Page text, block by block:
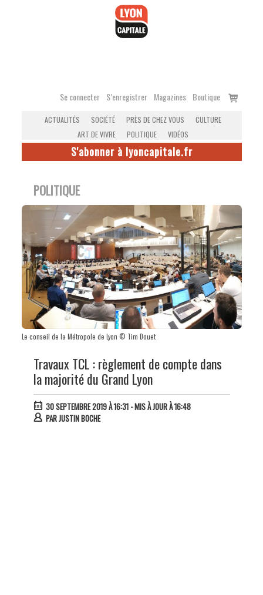
Se connecter S’enregistrer Magazines Boutique
Voir
ACTUALITÉS SOCIÉTÉ PRÈS DE CHEZ VOUS
CULTURE
ART DE VIVRE
POLITIQUE VIDÉOS
S'abonner à lyoncapitale.fr
POLITIQUE
Le conseil de la Métropole de Lyon © Tim Douet
Travaux TCL : règlement de compte dans
la majorité du Grand Lyon
30 SEPTEMBRE 2019 À 16:31- MIS À JOUR À 16:48
PARJUSTIN BOCHE